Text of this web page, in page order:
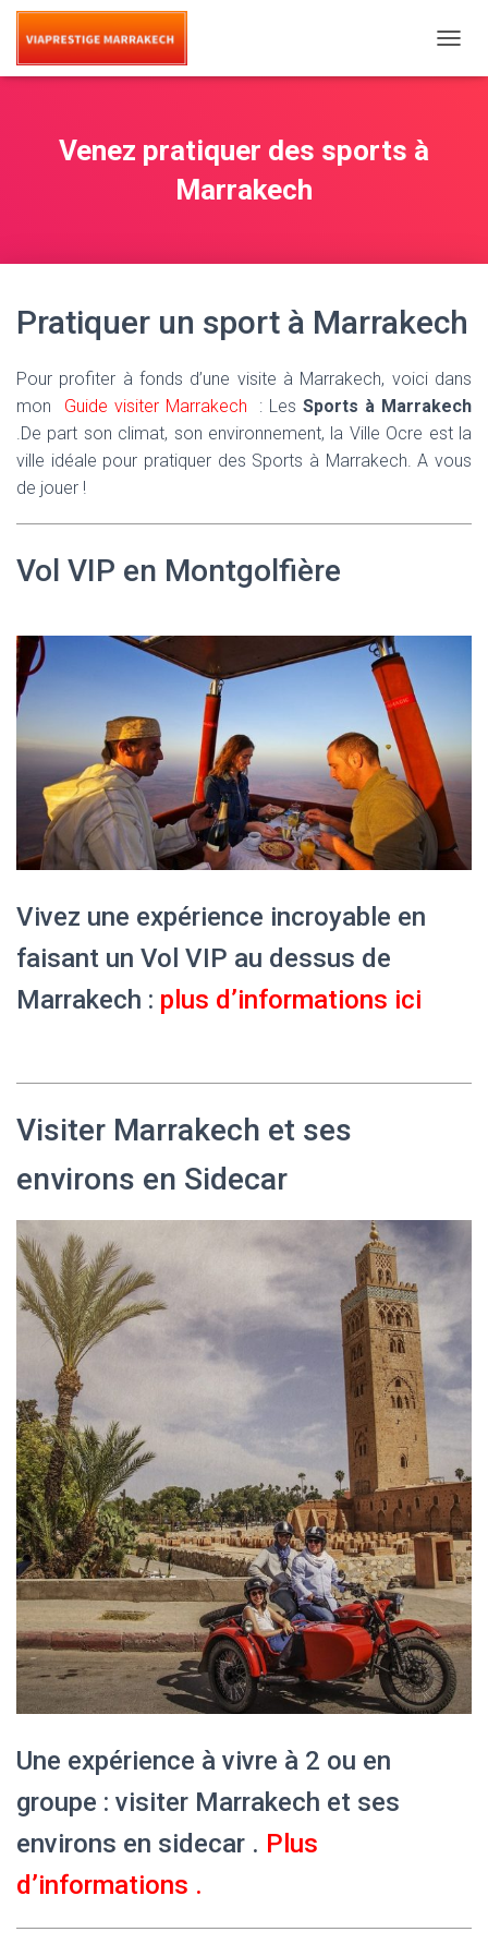
O
G
I
Venez pratiquer des sports à
Marrakech
Pratiquer un sport à Marrakech
Pour profiter à fonds d’une visite à Marrakech, voici dans
mon Guide visiter Marrakech : LesSports à Marrakech
.De part son climat, son environnement, la Ville Ocre est la
ville idéale pour pratiquer des Sports à Marrakech. A vous
de jouer !
Vol VIP en Montgolfière
Vivez une expérience incroyable en
faisant un Vol VIP au dessus de
Marrakech : plus d’informations ici
Visiter Marrakech et ses
environs en Sidecar
Une expérience à vivre à 2 ou en
groupe : visiter Marrakech et ses
environs en sidecar . Plus
d’informations .